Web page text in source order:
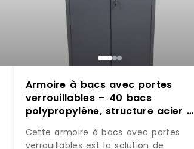
Armoire à bacs avec portes
verrouillables – 40 bacs
polypropylène, structure acier –
Cette armoire à bacs avec portes
verrouillables est la solution de